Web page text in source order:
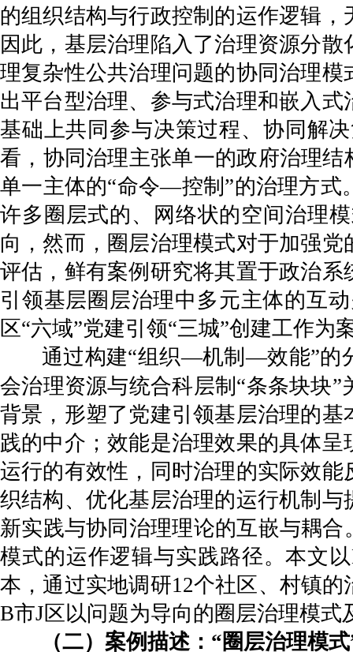
的组织结构与行政控制的运作逻辑
因此，基层治理陷入了治理资源分
理复杂性公共治理问题的协同治理
出平台型治理、参与式治理和嵌入
基础上共同参与决策过程、协同解
看，协同治理主张单一的政府治理
单一主体的“命令—控制”的治理方式
许多圈层式的、网络状的空间治理
向，然而，圈层治理模式对于加强
评估，鲜有案例研究将其置于政治
引领基层圈层治理中多元主体的互
区“六域”党建引领“三城”创建工作
通过构建“组织—机制—效能”的
会治理资源与统合科层制“条条块块
背景，形塑了党建引领基层治理的
践的中介；效能是治理效果的具体
运行的有效性，同时治理的实际效
织结构、优化基层治理的运行机制
新实践与协同治理理论的互嵌与耦
模式的运作逻辑与实践路径。本文
本，通过实地调研12个社区、村镇
B市J区以问题为导向的圈层治理模
（二）案例描述：“圈层治理模